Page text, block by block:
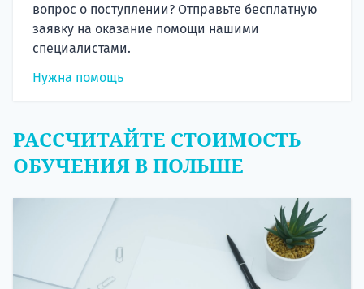
вопрос о поступлении? Отправьте бесплатную
заявку на оказание помощи нашими
специалистами.
Нужна помощь
РАССЧИТАЙТЕ СТОИМОСТЬ
ОБУЧЕНИЯ В ПОЛЬШЕ